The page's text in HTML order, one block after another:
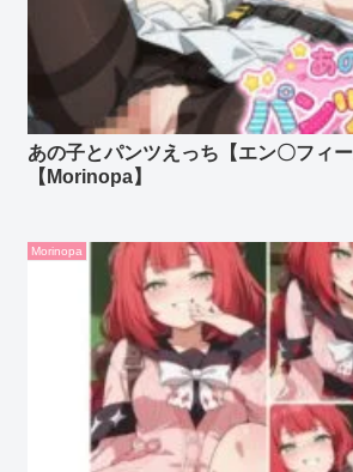
あの子とパンツえっち【エン〇フィー
【Morinopa】
Morinopa